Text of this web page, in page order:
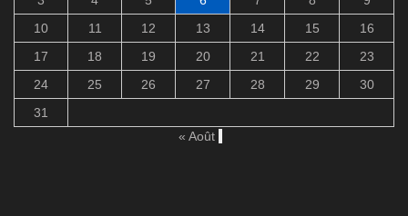
10
11 12 13 14 15
16
17
18 19 20 21 22
23
24
25 26 27 28 29
30
31
« Août